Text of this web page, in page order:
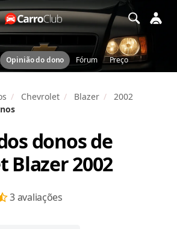
Opinião do dono Fórum Preço
Chevrolet Blazer
2002
donos de
Blazer 2002
3 avaliações